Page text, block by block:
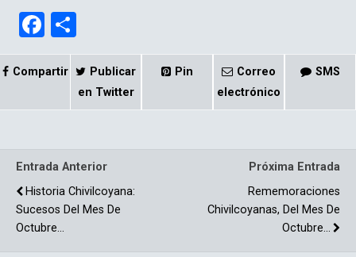
F
a
ce
k
o
m
p
Compartir
Publicar
en Twitter
Pin
Correo
electrónico
SMS
Entrada Anterior
Historia Chivilcoyana:
Sucesos Del Mes De
Octubre…
Próxima Entrada
Rememoraciones
Chivilcoyanas, Del Mes De
Octubre...